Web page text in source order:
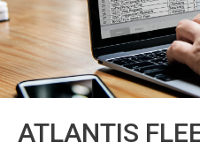
ATLANTIS